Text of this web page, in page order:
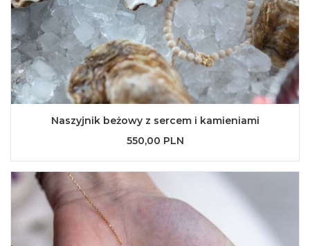
Naszyjnik beżowy z sercem i kamieniami
550,00 PLN